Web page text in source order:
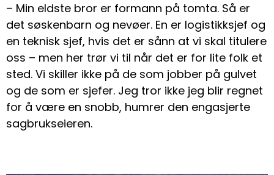
– Min eldste bror er formann på tomta. Så er
det søskenbarn og nevøer. En er logistikksjef og
en teknisk sjef, hvis det er sånn at vi skal titulere
oss – men her trør vi til når det er for lite folk et
sted. Vi skiller ikke på de som jobber på gulvet
og de som er sjefer. Jeg tror ikke jeg blir regnet
for å være en snobb, humrer den engasjerte
sagbrukseieren.